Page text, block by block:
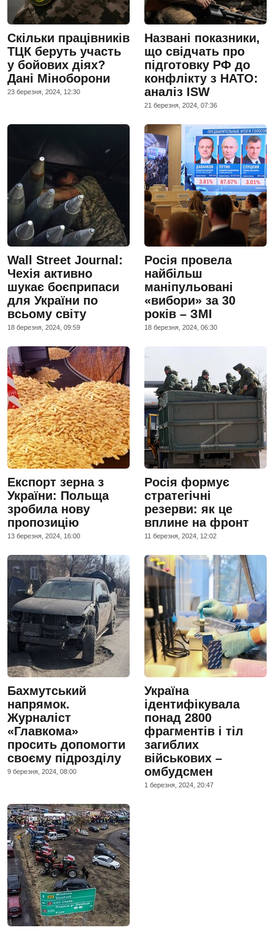
Скільки працівників
ТЦК беруть участь
у бойових діях?
Дані Міноборони
23 березня, 2024, 12:30
Названі показники,
що свідчать про
підготовку РФ до
конфлікту з НАТО:
аналіз ISW
21 березня, 2024, 07:36
Wall Street Journal:
Чехія активно
шукає боєприпаси
для України по
всьому світу
18 березня, 2024, 09:59
Росія провела
найбільш
маніпульовані
«вибори» за 30
років – ЗМІ
18 березня, 2024, 06:30
Експорт зерна з
України: Польща
зробила нову
пропозицію
13 березня, 2024, 16:00
Росія формує
стратегічні
резерви: як це
вплине на фронт
11 березня, 2024, 12:02
Бахмутський
напрямок.
Журналіст
«Главкома»
просить допомогти
своєму підрозділу
9 березня, 2024, 08:00
Україна
ідентифікувала
понад 2800
фрагментів і тіл
загиблих
військових –
омбудсмен
1 березня, 2024, 20:47